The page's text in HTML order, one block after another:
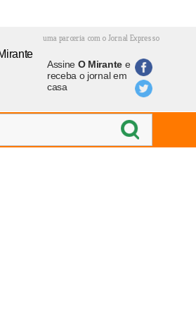
uma parceria com o Jornal Expresso
Assine O Mirantee
receba o jornal em
casa